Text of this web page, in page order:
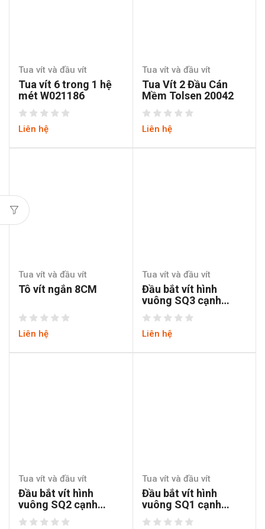
Tua vít và đầu vít
Tua vít 6 trong 1 hệ
mét W021186
Liên hệ
Tua vít và đầu vít
Tua Vít 2 Đầu Cán
Mềm Tolsen 20042
Liên hệ
Tua vít và đầu vít
Tô vít ngắn 8CM
Liên hệ
Tua vít và đầu vít
Đầu bắt vít hình
vuông SQ3 cạnh
3.6mm dài 50mm
Liên hệ
Tua vít và đầu vít
Đầu bắt vít hình
vuông SQ2 cạnh
3.2mm dài 50mm
Tua vít và đầu vít
Đầu bắt vít hình
vuông SQ1 cạnh
2.4mm dài 50mm